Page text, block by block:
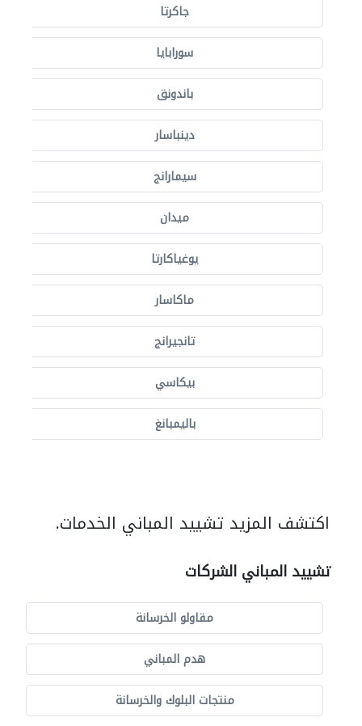
جاكرتا
سورابايا
باندونق
دينباسار
سيمارانج
ميدان
يوغياكارتا
ماكاسار
تانجيرانج
بيكاسي
باليمبانغ
اكتشف المزيد تشييد المباني الخدمات.
تشييد المباني الشركات
مقاولو الخرسانة
هدم المباني
منتجات البلوك والخرسانة